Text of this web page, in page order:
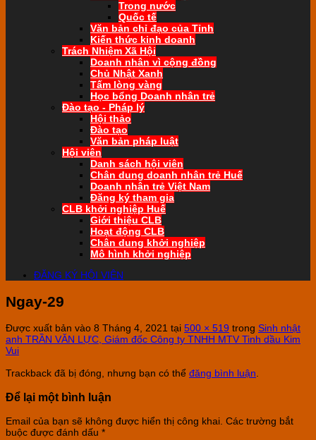
Trong nước
Quốc tế
Văn bản chỉ đạo của Tỉnh
Kiến thức kinh doanh
Trách Nhiệm Xã Hội
Doanh nhân vì cộng đồng
Chủ Nhật Xanh
Tấm lòng vàng
Học bổng Doanh nhân trẻ
Đào tạo - Pháp lý
Hội thảo
Đào tạo
Văn bản pháp luật
Hội viên
Danh sách hội viên
Chân dung doanh nhân trẻ Huế
Doanh nhân trẻ Việt Nam
Đăng ký tham gia
CLB khởi nghiệp Huế
Giới thiệu CLB
Hoạt động CLB
Chân dung khởi nghiệp
Mô hình khởi nghiệp
ĐĂNG KÝ HỘI VIÊN
Ngay-29
Được xuất bản vào 8 Tháng 4, 2021 tại 500 × 519 trong Sinh nhật
anh TRẦN VĂN LỰC, Giám đốc Công ty TNHH MTV Tinh dầu Kim
Vui
Trackback đã bị đóng, nhưng bạn có thể đăng bình luận.
Để lại một bình luận
Email của bạn sẽ không được hiển thị công khai. Các trường bắt
buộc được đánh dấu *